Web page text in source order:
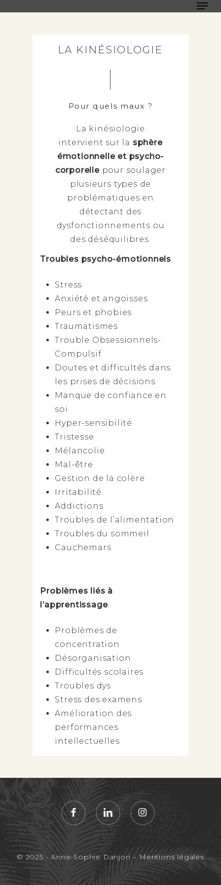
LA KINÉSIOLOGIE
Pour quels maux ?
La kinésiologie
intervient sur la sphère
émotionnelle et psycho-
corporelle pour soulager
plusieurs types de
problématiques en
détectant des
dysfonctionnements ou
des déséquilibres.
Troubles psycho-émotionnels
Stress
Anxiété et angoisses
Peurs et phobies
Traumatismes
Trouble Obsessionnels-
Compulsif
Doutes et difficultés dans
les prises de décisions
Manque de confiance en
soi
Hyper-sensibilité
Tristesse
Mélancolie
Mal-être
Gestion de la colère
Irritabilité
Addictions
Troubles de l’alimentation
Troubles du sommeil
Cauchemars
Problèmes liés à
l’apprentissage
Problèmes de
concentration
Désorganisation
Difficultés scolaires
Troubles dys
Stress des examens
Amélioration des
performances
intellectuelles
facebooklinkedin instagram
© 2025 - Anne-Sophie Danjon – Mentions légales